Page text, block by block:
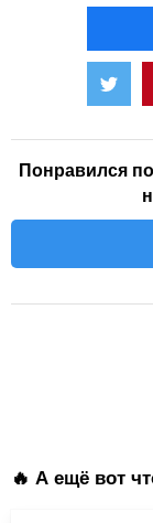
Понравился
🔥 А ещё вот